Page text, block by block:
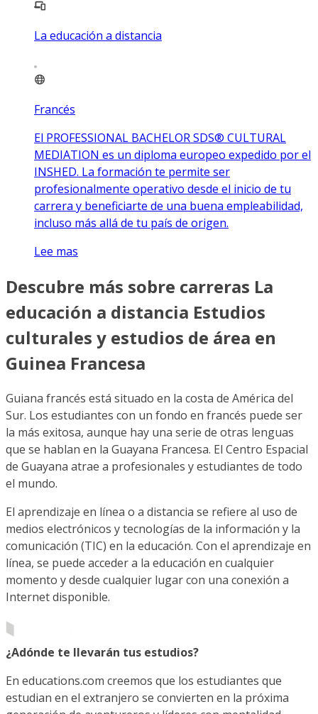
La educación a distancia
Francés
El PROFESSIONAL BACHELOR SDS® CULTURAL
MEDIATION es un diploma europeo expedido por el
INSHED. La formación te permite ser
profesionalmente operativo desde el inicio de tu
carrera y beneficiarte de una buena empleabilidad,
incluso más allá de tu país de origen.
Lee mas
Descubre más sobre carreras La
educación a distancia Estudios
culturales y estudios de área en
Guinea Francesa
Guiana francés está situado en la costa de América del
Sur. Los estudiantes con un fondo en francés puede ser
la más exitosa, aunque hay una serie de otras lenguas
que se hablan en la Guayana Francesa. El Centro Espacial
de Guayana atrae a profesionales y estudiantes de todo
el mundo.
El aprendizaje en línea o a distancia se refiere al uso de
medios electrónicos y tecnologías de la información y la
comunicación (TIC) en la educación. Con el aprendizaje en
línea, se puede acceder a la educación en cualquier
momento y desde cualquier lugar con una conexión a
Internet disponible.
¿Adónde te llevarán tus estudios?
En educations.com creemos que los estudiantes que
estudian en el extranjero se convierten en la próxima